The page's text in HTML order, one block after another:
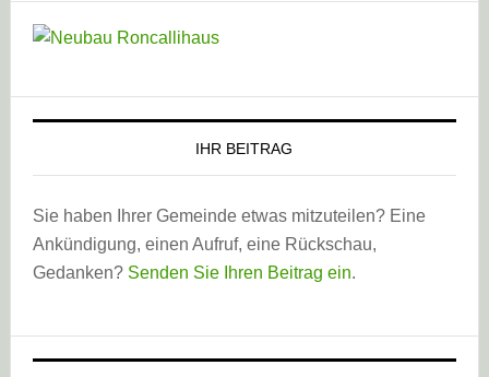
IHR BEITRAG
Sie haben Ihrer Gemeinde etwas mitzuteilen? Eine
Ankündigung, einen Aufruf, eine Rückschau,
Gedanken? Senden Sie Ihren Beitrag ein.